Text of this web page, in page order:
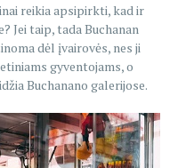
reikia apsipirkti, kad ir
Jei taip, tada Buchanan
dėl įvairovės, nes ji
gyventojams, o
Buchanano galerijose.